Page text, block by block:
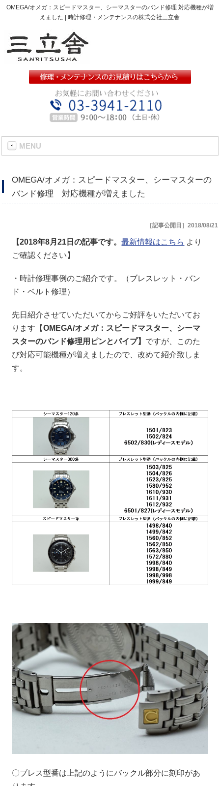
OMEGA/オメガ：スピードマスター、シーマスターのバンド修理 対応機種が増
えました | 時計修理・メンテナンスの株式会社三立舎
MENU
OMEGA/オメガ：スピードマスター、シーマスターの
バンド修理 対応機種が増えました
［記事公開日］2018/08/21
【2018年8月21日の記事です。最新情報はこちら より
ご確認ください】
・時計修理事例のご紹介です。（ブレスレット・バン
ド・ベルト修理）
先日紹介させていただいてからご好評をいただいてお
ります【OMEGA/オメガ：スピードマスター、シーマ
スターのバンド修理用ピンとパイプ】 ですが、このた
び対応可能機種が増えましたので、改めて紹介致しま
す。
〇ブレス型番は上記のようにバックル部分に刻印があ